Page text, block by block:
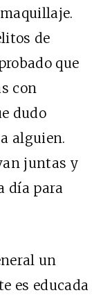
de
que
con
dudo
alguien.
juntas y
día para
un
es educada